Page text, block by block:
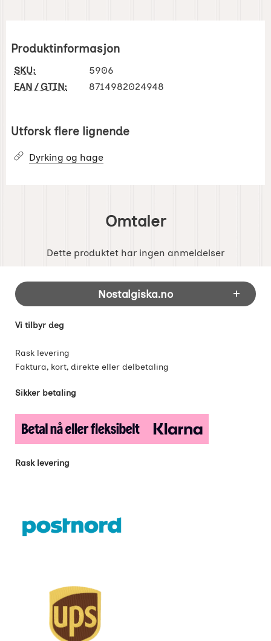
Produktinformasjon
SKU:
5906
EAN / GTIN:
8714982024948
Utforsk flere lignende
Dyrking og hage
Omtaler
Dette produktet har ingen anmeldelser
Footer-innhold Blandet informasjon og
Nostalgiska.no
Vi tilbyr deg
Rask levering
Faktura, kort, direkte eller delbetaling
Sikker betaling
Rask levering